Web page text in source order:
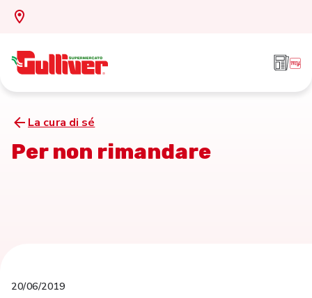
La cura di sé
Per non rimandare
20/06/2019